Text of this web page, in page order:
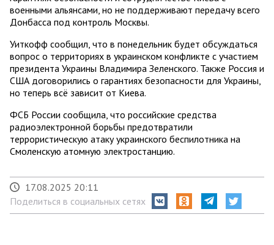
военными альянсами, но не поддерживают передачу всего
Донбасса под контроль Москвы.
Уиткофф сообщил, что в понедельник будет обсуждаться
вопрос о территориях в украинском конфликте с участием
президента Украины Владимира Зеленского. Также Россия и
США договорились о гарантиях безопасности для Украины,
но теперь всё зависит от Киева.
ФСБ России сообщила, что российские средства
радиоэлектронной борьбы предотвратили
террористическую атаку украинского беспилотника на
Смоленскую атомную электростанцию.
17.08.2025 20:11
Поделиться в социальных сетях